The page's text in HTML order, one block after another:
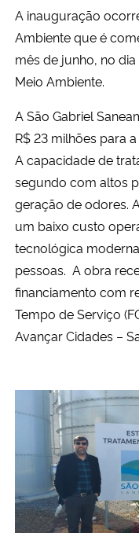
A inauguração
Ambiente que é
mês de junho, no
Meio Ambiente. ​
A São Gabriel
R$ 23 milhões para
A capacidade de
segundo com altos
geração de odores.
um baixo custo
tecnológica
pessoas. ​ ​A obra
financiamento com
Tempo de Serviço
Avançar Cidades –